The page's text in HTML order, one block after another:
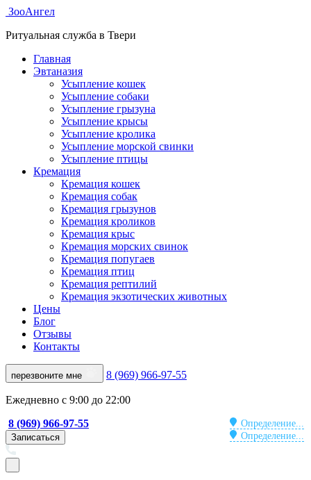
ЗооАнгел
Ритуальная служба в Твери
Главная
Эвтаназия
Усыпление кошек
Усыпление собаки
Усыпление грызуна
Усыпление крысы
Усыпление кролика
Усыпление морской свинки
Усыпление птицы
Кремация
Кремация кошек
Кремация собак
Кремация грызунов
Кремация кроликов
Кремация крыс
Кремация морских свинок
Кремация попугаев
Кремация птиц
Кремация рептилий
Кремация экзотических животных
Цены
Блог
Отзывы
Контакты
перезвоните мне 8 (969) 966-97-55
Ежедневно с 9:00 до 22:00
Определение...
8 (969) 966-97-55
Определение...
Записаться